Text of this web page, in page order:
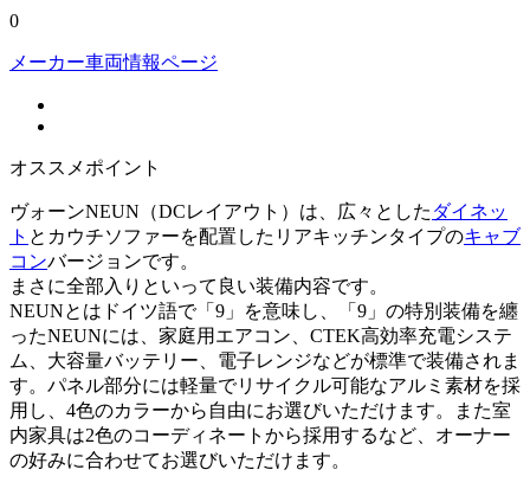
0
メーカー車両情報ページ
オススメポイント
ヴォーンNEUN（DCレイアウト）は、広々とした ダイネッ
ト とカウチソファーを配置したリアキッチンタイプのキャブ
コンバージョンです。
まさに全部入りといって良い装備内容です。
NEUNとはドイツ語で「9」を意味し、「9」の特別装備を纏
ったNEUNには、家庭用エアコン、CTEK高効率充電システ
ム、大容量バッテリー、電子レンジなどが標準で装備されま
す。パネル部分には軽量でリサイクル可能なアルミ素材を採
用し、4色のカラーから自由にお選びいただけます。また室
内家具は2色のコーディネートから採用するなど、オーナー
の好みに合わせてお選びいただけます。